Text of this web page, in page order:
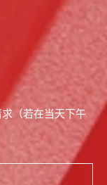
（若在当天下午